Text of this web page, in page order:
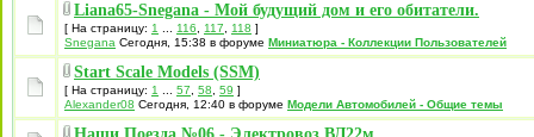
Liana65-Snegana - Мой будущий дом и его обитатели.
[ На страницу: 1 116 117 118 ]
Snegana Сегодня, 15:38 в форуме Миниатюра - Коллекции Пользователей
Start Scale Models (SSM)
[ На страницу: 1 57 58 59 ]
Alexander08 Сегодня, 12:40 в форуме Модели Автомобилей - Общие темы